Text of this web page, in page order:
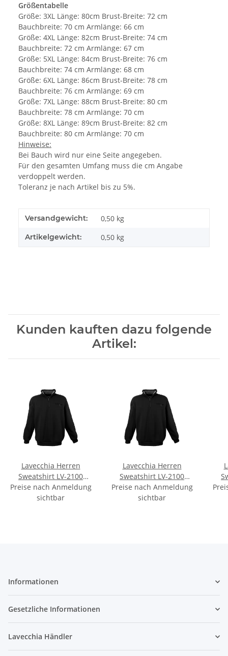
Größentabelle
Größe: 3XL Länge: 80cm Brust-Breite: 72 cm
Bauchbreite: 70 cm Armlänge: 66 cm
Größe: 4XL Länge: 82cm Brust-Breite: 74 cm
Bauchbreite: 72 cm Armlänge: 67 cm
Größe: 5XL Länge: 84cm Brust-Breite: 76 cm
Bauchbreite: 74 cm Armlänge: 68 cm
Größe: 6XL Länge: 86cm Brust-Breite: 78 cm
Bauchbreite: 76 cm Armlänge: 69 cm
Größe: 7XL Länge: 88cm Brust-Breite: 80 cm
Bauchbreite: 78 cm Armlänge: 70 cm
Größe: 8XL Länge: 89cm Brust-Breite: 82 cm
Bauchbreite: 80 cm Armlänge: 70 cm
Hinweise:
Bei Bauch wird nur eine Seite angegeben.
Für den gesamten Umfang muss die cm Angabe
verdoppelt werden.
Toleranz je nach Artikel bis zu 5%.
Versandgewicht: 0,50 kg
Artikelgewicht: 0,50 kg
Kunden kauften dazu folgende
Artikel:
Lavecchia Herren
Sweatshirt LV-2100
(Black, 4XL)
Preise nach Anmeldung
sichtbar
Lavecchia Herren
Sweatshirt LV-2100
(Black, 5XL)
Preise nach Anmeldung
sichtbar
Informationen
Gesetzliche Informationen
Lavecchia Händler